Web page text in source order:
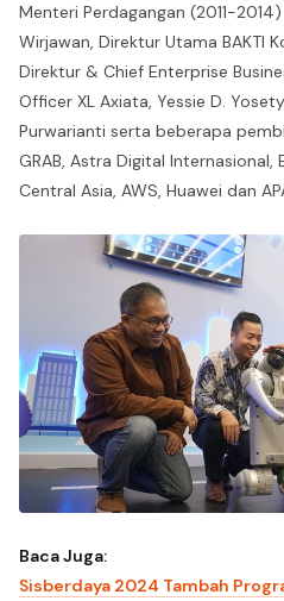
Menteri Perdagangan (2011-
Wirjawan, Direktur Utama BAKTI
Direktur & Chief Enterprise
Officer XL Axiata, Yessie D.
Purwarianti serta beberapa
GRAB, Astra Digital Internasional,
Central Asia, AWS, Huawei dan
Baca Juga:
Sisberdaya 2024 Tambah